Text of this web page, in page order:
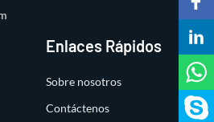
Enlaces Rápidos
Sobre nosotros
Contáctenos